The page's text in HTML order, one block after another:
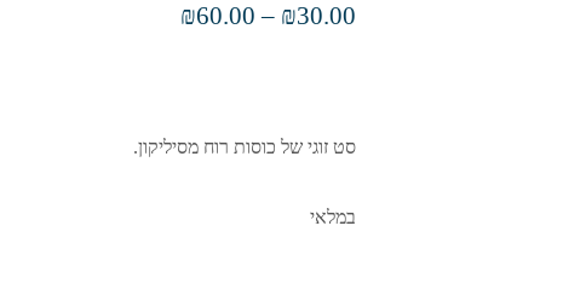
₪30.00
–
₪60.00
סט זוגי של כוסות רוח מסיליקון.
במלאי